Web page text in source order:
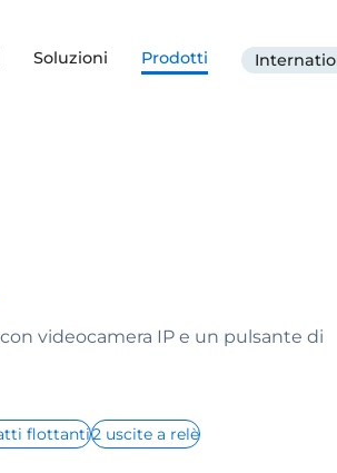
Soluzioni Prodotti
videocamera IP e un pulsante di
flottanti2 uscite a relè